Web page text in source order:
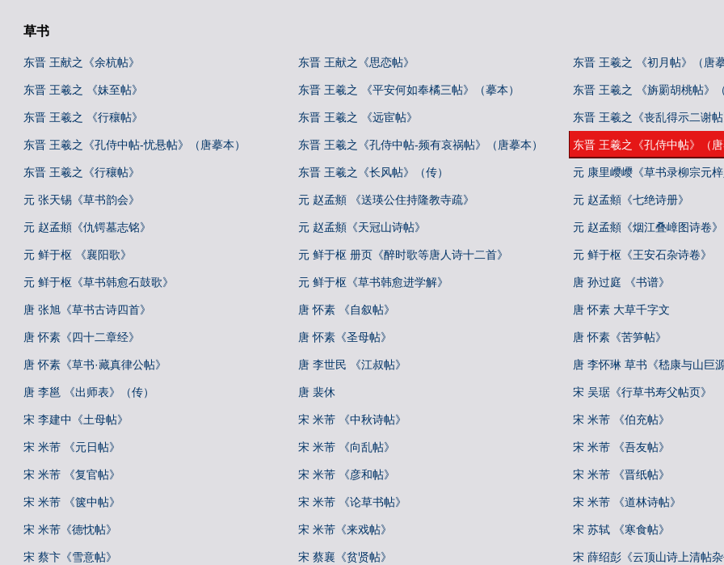
草书
东晋 王献之《余杭帖》 东晋 王献之《思恋帖》 东晋 王羲之 《初月帖》（唐摹
东晋 王羲之 《妹至帖》 东晋 王羲之 《平安何如奉橘三帖》（摹本） 东晋 王羲之 《旃罽胡桃帖》
东晋 王羲之 《行穰帖》 东晋 王羲之 《远宦帖》 东晋 王羲之《丧乱得示二谢帖
东晋 王羲之《孔侍中帖-忧悬帖》（唐摹本） 东晋 王羲之《孔侍中帖-频有哀祸帖》（唐摹本） 东晋 王羲之《孔侍中帖》（唐
东晋 王羲之《行穰帖》 东晋 王羲之《长风帖》（传） 元 康里巎巎《草书录柳宗元梓
元 张天锡《草书韵会》 元 赵孟頫 《送瑛公住持隆教寺疏》 元 赵孟頫《七绝诗册》
元 赵孟頫《仇锷墓志铭》 元 赵孟頫《天冠山诗帖》 元 赵孟頫《烟江叠嶂图诗卷》
元 鲜于枢 《襄阳歌》 元 鲜于枢 册页《醉时歌等唐人诗十二首》 元 鲜于枢《王安石杂诗卷》
元 鲜于枢《草书韩愈石鼓歌》 元 鲜于枢《草书韩愈进学解》 唐 孙过庭 《书谱》
唐 张旭《草书古诗四首》 唐 怀素 《自叙帖》 唐 怀素 大草千字文
唐 怀素《四十二章经》 唐 怀素《圣母帖》 唐 怀素《苦笋帖》
唐 怀素《草书·藏真律公帖》 唐 李世民 《江叔帖》 唐 李怀琳 草书《嵇康与山巨
唐 李邕 《出师表》（传） 唐 裴休 宋 吴琚《行草书寿父帖页》
宋 李建中《土母帖》 宋 米芾 《中秋诗帖》 宋 米芾 《伯充帖》
宋 米芾 《元日帖》 宋 米芾 《向乱帖》 宋 米芾 《吾友帖》
宋 米芾 《复官帖》 宋 米芾 《彦和帖》 宋 米芾 《晋纸帖》
宋 米芾 《箧中帖》 宋 米芾 《论草书帖》 宋 米芾 《道林诗帖》
宋 米芾《德忱帖》 宋 米芾《来戏帖》 宋 苏轼 《寒食帖》
宋 蔡卞《雪意帖》 宋 蔡襄《贫贤帖》 宋 薛绍彭《云顶山诗上清帖杂